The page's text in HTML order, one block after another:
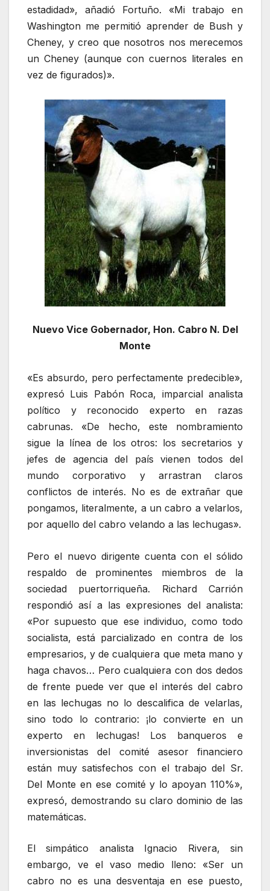
estadidad», añadió Fortuño. «Mi trabajo en
Washington me permitió aprender de Bush y
Cheney, y creo que nosotros nos merecemos
un Cheney (aunque con cuernos literales en
vez de figurados)».
Nuevo Vice Gobernador, Hon. Cabro N. Del
Monte
«Es absurdo, pero perfectamente predecible»,
expresó Luis Pabón Roca, imparcial analista
político y reconocido experto en razas
cabrunas. «De hecho, este nombramiento
sigue la línea de los otros: los secretarios y
jefes de agencia del país vienen todos del
mundo corporativo y arrastran claros
conflictos de interés. No es de extrañar que
pongamos, literalmente, a un cabro a velarlos,
por aquello del cabro velando a las lechugas».
Pero el nuevo dirigente cuenta con el sólido
respaldo de prominentes miembros de la
sociedad puertorriqueña. Richard Carrión
respondió así a las expresiones del analista:
«Por supuesto que ese individuo, como todo
socialista, está parcializado en contra de los
empresarios, y de cualquiera que meta mano y
haga chavos… Pero cualquiera con dos dedos
de frente puede ver que el interés del cabro
en las lechugas no lo descalifica de velarlas,
sino todo lo contrario: ¡lo convierte en un
experto en lechugas! Los banqueros e
inversionistas del comité asesor financiero
están muy satisfechos con el trabajo del Sr.
Del Monte en ese comité y lo apoyan 110%»,
expresó, demostrando su claro dominio de las
matemáticas.
El simpático analista Ignacio Rivera, sin
embargo, ve el vaso medio lleno: «Ser un
cabro no es una desventaja en ese puesto,